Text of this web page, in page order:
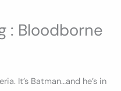
: Bloodborne
It’s Batman…and he’s in